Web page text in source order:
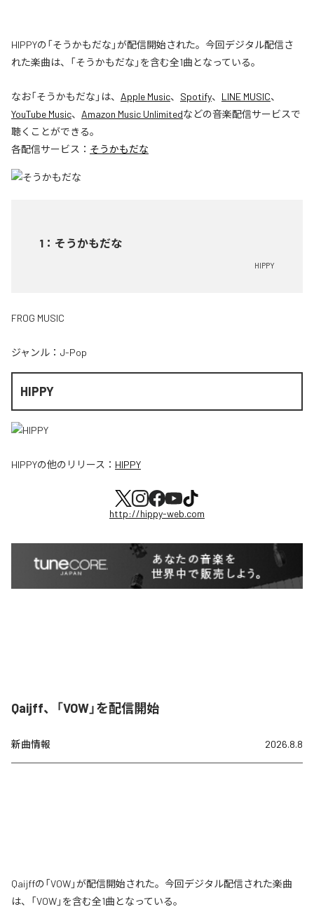
HIPPYの「そうかもだな」が配信開始された。今回デジタル配信さ
れた楽曲は、「そうかもだな」を含む全1曲となっている。
なお「そうかもだな 」は、 Apple Music、 Spotify、 LINE MUSIC、
YouTube Music、 Amazon Music Unlimitedなどの音楽配信サービスで
聴くことができる。
各配信サービス： そうかもだな
1 ： そうかもだな
HIPPY
FROG MUSIC
ジャンル： J-Pop
HIPPY
HIPPYの他のリリース： HIPPY
http://hippy-web.com
Qaijff、「VOW」を配信開始
新曲情報 2026.8.8
Qaijffの「VOW」が配信開始された。今回デジタル配信された楽曲
は、「VOW」を含む全1曲となっている。